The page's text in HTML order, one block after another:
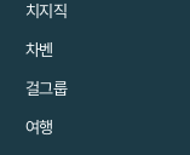
치지직
차벤
걸그룹
여행